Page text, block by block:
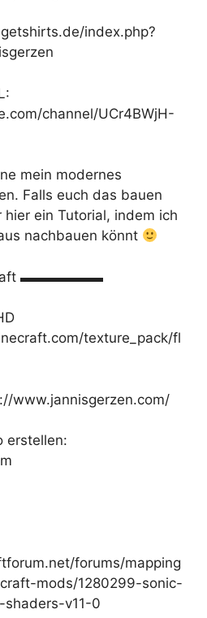
index.php?
channel/UCr4BWjH-
mein modernes
Falls euch das bauen
ein Tutorial, indem ich
nachbauen könnt
▬▬▬▬▬▬
texture_pack/fl
www.jannisgerzen.com/
erstellen:
forums/mapping
mods/1280299-sonic-
v11-0